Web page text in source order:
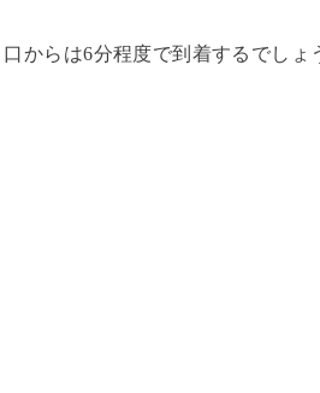
からは6分程度で到着するでしょ